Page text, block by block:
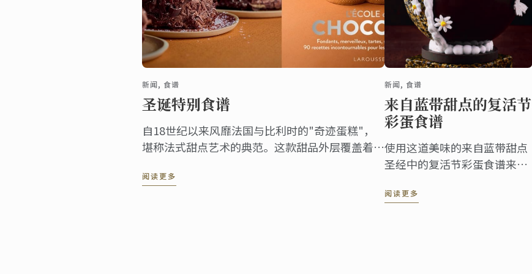
新闻, 食谱
圣诞特别食谱
自18世纪以来风靡法国与比利时的"奇迹蛋糕"，
堪称法式甜点艺术的典范。这款甜品外层覆盖着深
克瓦兹饼与巧克力慕斯的精妙结合。
阅读更多
新闻, 食谱
来自蓝带甜点的复活节
彩蛋食谱
使用这道美味的来自蓝带甜点
圣经中的复活节彩蛋食谱来庆
阅读更多